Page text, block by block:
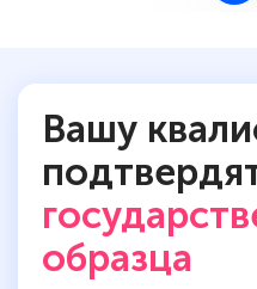
Вашу
образца